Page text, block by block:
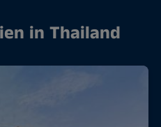
in Thailand